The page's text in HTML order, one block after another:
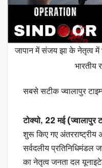
जापान में संजय झा के नेतृत्व में
भारतीय
सबसे सटीक ज्वालापुर
टोक्यो, 22 मई (ज्वालापुर
शुरू किए गए
सर्वदलीय प्रतिनिधिमंडल
का नेतृत्व जनता दल